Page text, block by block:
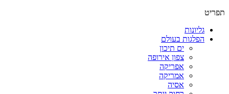
תפריט
גליונות
הפלגות בעולם
ים תיכון
צפון אירופה
אפריקה
אמריקה
אסיה